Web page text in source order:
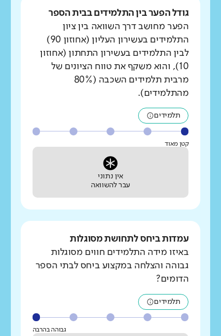
גודל הפער בין התלמידים בבית הספר
הפער מחושב דרך השוואה בין ציון
התלמידים בעשירון העליון (אחוזון 90)
לבין התלמידים בעשירון התחתון (אחוזון
10), והוא משקף את טווח הציונים של
מרבית תלמידים השכבה (80%
מהתלמידים).
תלמידים
קטן מאוד
אין נתוני
עבר להשוואה
עמדות ביחס לתחושת מסוגלות
באיזו מידה התלמידים חווים מסוגלות
גבוהה והצלחה במקצוע ביחס לבתי הספר
הדומים?
תלמידים
גבוהה בהרבה